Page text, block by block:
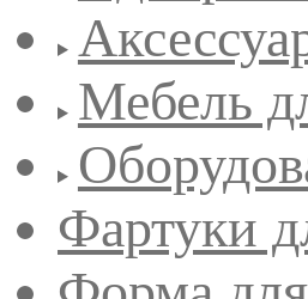
Мебель
Фартуки